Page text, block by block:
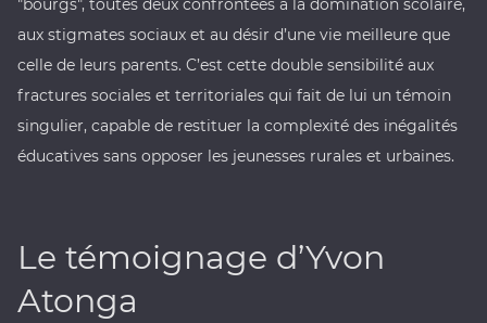
"bourgs", toutes deux confrontées à la domination scolaire,
aux stigmates sociaux et au désir d’une vie meilleure que
celle de leurs parents. C’est cette double sensibilité aux
fractures sociales et territoriales qui fait de lui un témoin
singulier, capable de restituer la complexité des inégalités
éducatives sans opposer les jeunesses rurales et urbaines.
Le témoignage d’Yvon
Atonga